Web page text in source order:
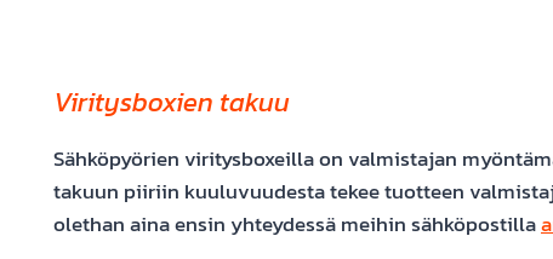
Viritysboxien takuu
Sähköpyörien viritysboxeilla on valmistajan
takuun piiriin kuuluvuudesta tekee tuotteen
olethan aina ensin yhteydessä meihin sähköpostilla